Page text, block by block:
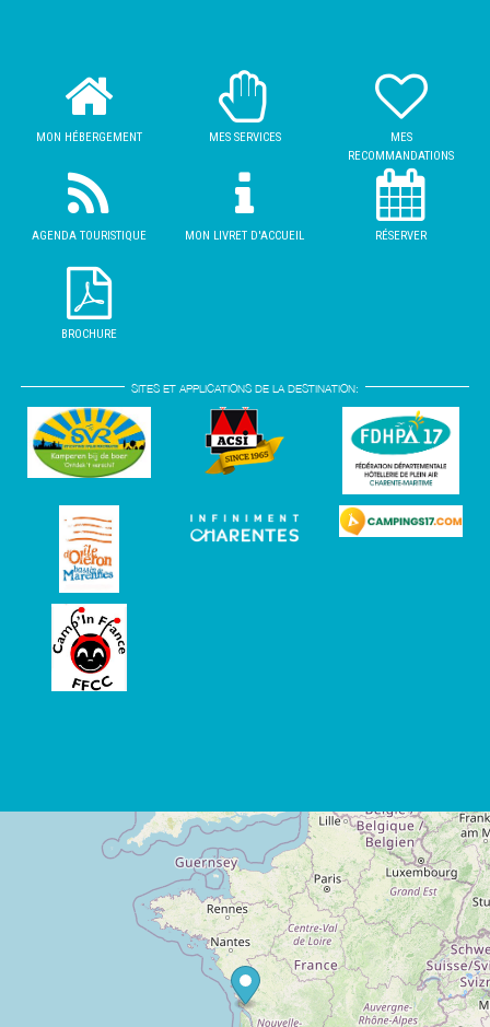
MON HÉBERGEMENT MES SERVICES
MES
RECOMMANDATIONS
AGENDA TOURISTIQUE MON LIVRET D'ACCUEIL RÉSERVER
BROCHURE
SITES ET APPLICATIONS DE LA DESTINATION: